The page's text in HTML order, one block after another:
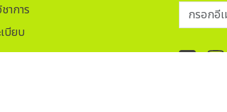
าการ
บียบ
กรอกอีเ